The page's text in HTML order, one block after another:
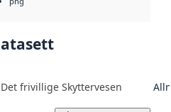
Det frivillige Skyttervesen